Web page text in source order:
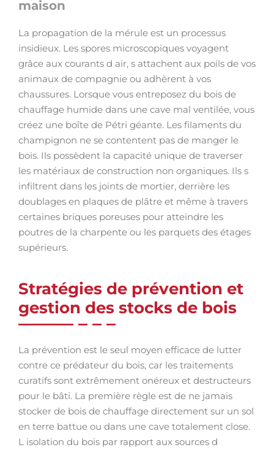
maison
La propagation de la mérule est un processus
insidieux. Les spores microscopiques voyagent
grâce aux courants d air, s attachent aux poils de vos
animaux de compagnie ou adhèrent à vos
chaussures. Lorsque vous entreposez du bois de
chauffage humide dans une cave mal ventilée, vous
créez une boîte de Pétri géante. Les filaments du
champignon ne se contentent pas de manger le
bois. Ils possèdent la capacité unique de traverser
les matériaux de construction non organiques. Ils s
infiltrent dans les joints de mortier, derrière les
doublages en plaques de plâtre et même à travers
certaines briques poreuses pour atteindre les
poutres de la charpente ou les parquets des étages
supérieurs.
Stratégies de prévention et
gestion des stocks de bois
La prévention est le seul moyen efficace de lutter
contre ce prédateur du bois, car les traitements
curatifs sont extrêmement onéreux et destructeurs
pour le bâti. La première règle est de ne jamais
stocker de bois de chauffage directement sur un sol
en terre battue ou dans une cave totalement close.
L isolation du bois par rapport aux sources d